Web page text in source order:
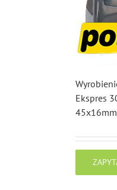
Ekspres